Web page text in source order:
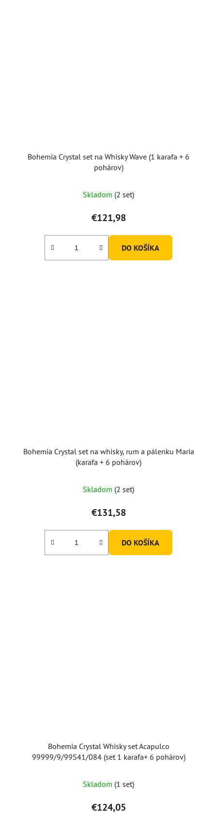
Bohemia Crystal set na Whisky Wave (1 karafa + 6
pohárov)
Skladom (2 set)
€121,98
DO KOŠÍKA
Bohemia Crystal set na whisky, rum a pálenku Maria
(karafa + 6 pohárov)
Skladom (2 set)
€131,58
DO KOŠÍKA
Bohemia Crystal Whisky set Acapulco
99999/9/99S41/084 (set 1 karafa+ 6 pohárov)
Skladom (1 set)
€124,05